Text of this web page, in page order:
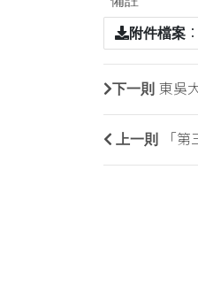
附件檔案
下一則 東吳
上一則 「